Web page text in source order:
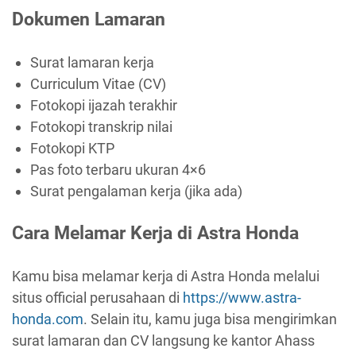
Dokumen Lamaran
Surat lamaran kerja
Curriculum Vitae (CV)
Fotokopi ijazah terakhir
Fotokopi transkrip nilai
Fotokopi KTP
Pas foto terbaru ukuran 4×6
Surat pengalaman kerja (jika ada)
Cara Melamar Kerja di Astra Honda
Kamu bisa melamar kerja di Astra Honda melalui
situs official perusahaan di https://www.astra-
honda.com. Selain itu, kamu juga bisa mengirimkan
surat lamaran dan CV langsung ke kantor Ahass